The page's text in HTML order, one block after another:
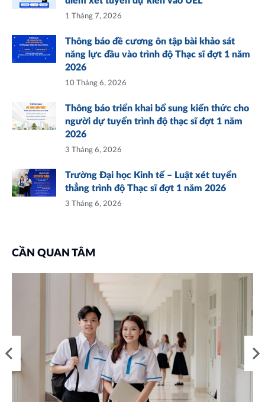
1 Tháng 7, 2026
Thông báo đề cương ôn tập bài khảo sát
năng lực đầu vào trình độ Thạc sĩ đợt 1 năm
2026
10 Tháng 6, 2026
Thông báo triển khai bổ sung kiến thức cho
người dự tuyển trình độ thạc sĩ đợt 1 năm
2026
3 Tháng 6, 2026
Trường Đại học Kinh tế – Luật xét tuyển
thẳng trình độ Thạc sĩ đợt 1 năm 2026
3 Tháng 6, 2026
CẦN QUAN TÂM